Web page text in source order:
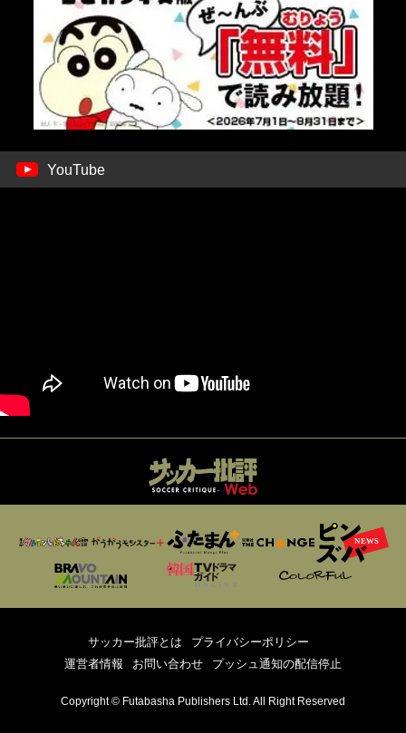
YouTube
サッカー批評とは
プライバシーポリシー
運営者情報
お問い合わせ プッシュ通知の配信停止
Copyright © Futabasha Publishers Ltd. All Right Reserved